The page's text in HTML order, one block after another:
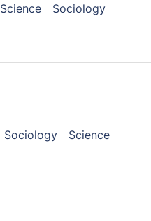
Science Sociology
Sociology Science